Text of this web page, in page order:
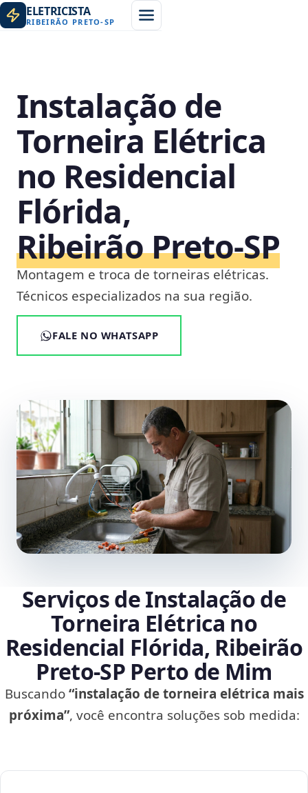
ELETRICISTA
RIBEIRÃO PRETO-SP
Instalação de
Torneira Elétrica
no Residencial
Flórida,
Ribeirão Preto‑SP
Montagem e troca de torneiras elétricas.
Técnicos especializados na sua região.
FALE NO WHATSAPP
Serviços de Instalação de
Torneira Elétrica no
Residencial Flórida, Ribeirão
Preto‑SP Perto de Mim
Buscando“instalação de torneira elétrica mais
próxima”, você encontra soluções sob medida: